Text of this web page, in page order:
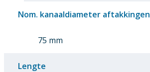
Nom. kanaaldiameter aftakkingen
75 mm
Lengte